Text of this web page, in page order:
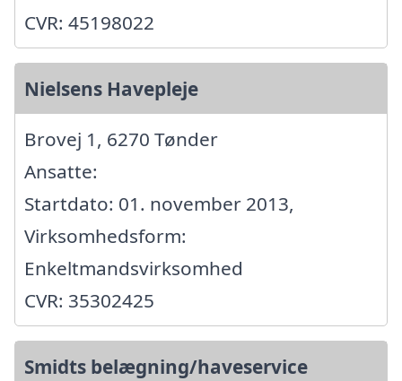
CVR: 45198022
Nielsens Havepleje
Brovej 1, 6270 Tønder
Ansatte:
Startdato: 01. november 2013,
Virksomhedsform:
Enkeltmandsvirksomhed
CVR: 35302425
Smidts belægning/haveservice